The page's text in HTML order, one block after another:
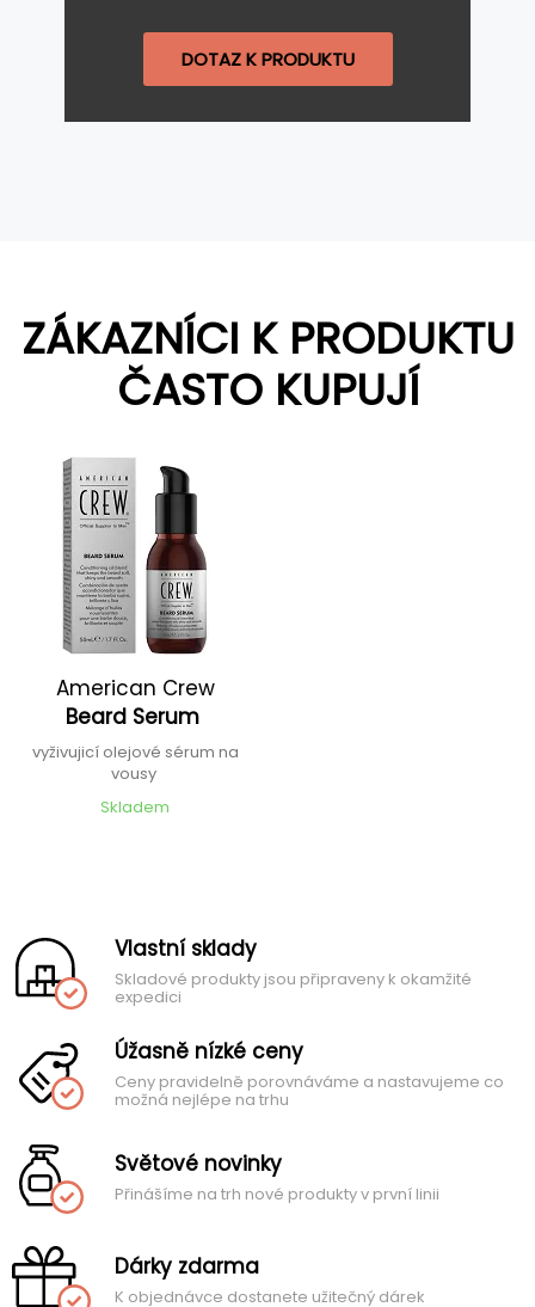
DOTAZ K PRODUKTU
ZÁKAZNÍCI K PRODUKTU
ČASTO KUPUJÍ
American Crew
Beard Serum
vyživujicí olejové sérum na
vousy
Skladem
Vlastní sklady
Skladové produkty jsou připraveny k okamžité
expedici
Úžasně nízké ceny
Ceny pravidelně porovnáváme a nastavujeme co
možná nejlépe na trhu
Světové novinky
Přinášíme na trh nové produkty v první linii
Dárky zdarma
K objednávce dostanete užitečný dárek